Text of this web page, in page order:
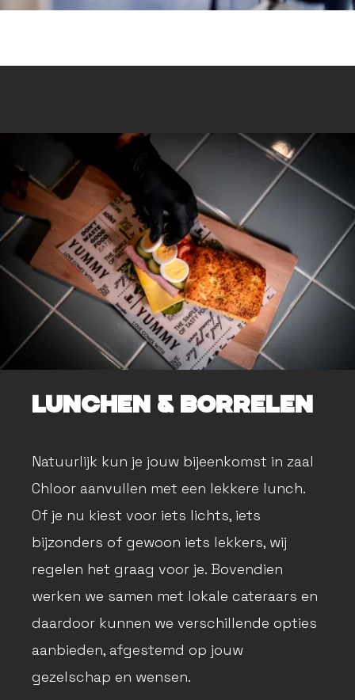
Lunchen & borrelen
Natuurlijk kun je jouw bijeenkomst in zaal
Chloor aanvullen met een lekkere lunch.
Of je nu kiest voor iets lichts, iets
bijzonders of gewoon iets lekkers, wij
regelen het graag voor je. Bovendien
werken we samen met lokale cateraars en
daardoor kunnen we verschillende opties
aanbieden, afgestemd op jouw
gezelschap en wensen.